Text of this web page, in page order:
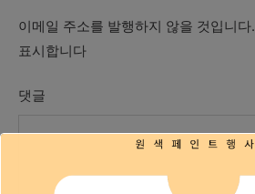
이메일 주소를 발행하지 않을 것입니다.
표시합니다
댓글